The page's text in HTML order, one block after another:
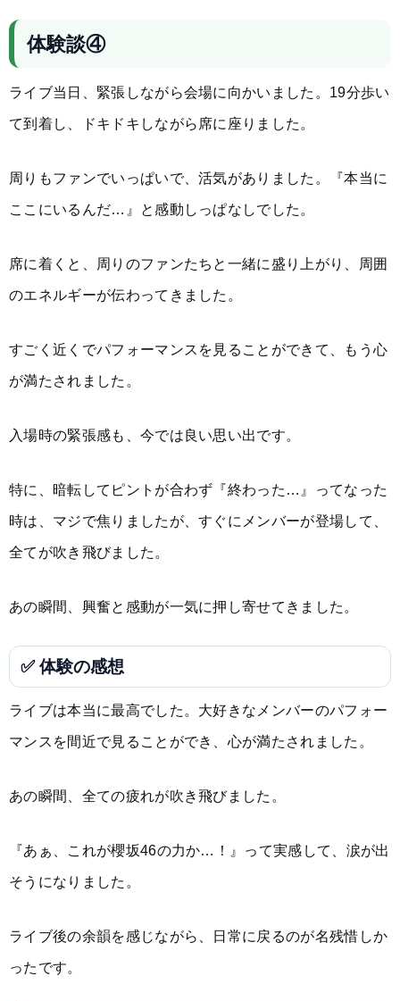
体験談④
ライブ当日、緊張しながら会場に向かいました。19分歩い
て到着し、ドキドキしながら席に座りました。
周りもファンでいっぱいで、活気がありました。『本当に
ここにいるんだ…』と感動しっぱなしでした。
席に着くと、周りのファンたちと一緒に盛り上がり、周囲
のエネルギーが伝わってきました。
すごく近くでパフォーマンスを見ることができて、もう心
が満たされました。
入場時の緊張感も、今では良い思い出です。
特に、暗転してピントが合わず『終わった…』ってなった
時は、マジで焦りましたが、すぐにメンバーが登場して、
全てが吹き飛びました。
あの瞬間、興奮と感動が一気に押し寄せてきました。
✅ 体験の感想
ライブは本当に最高でした。大好きなメンバーのパフォー
マンスを間近で見ることができ、心が満たされました。
あの瞬間、全ての疲れが吹き飛びました。
『あぁ、これが櫻坂46の力か…！』って実感して、涙が出
そうになりました。
ライブ後の余韻を感じながら、日常に戻るのが名残惜しか
ったです。